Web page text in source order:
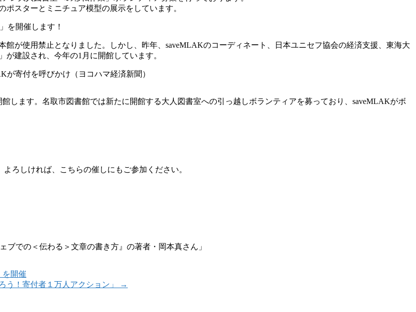
スターとミニチュア模型の展示をしています。
を開催します！
が使用禁止となりました。しかし、昨年、saveMLAKのコーディネート、日本ユニセフ協会の経済支援、東海大
建設され、今年の1月に開館しています。
寄付を呼びかけ（ヨコハマ経済新聞）
します。名取市図書館では新たに開館する大人図書室への引っ越しボランティアを募っており、saveMLAKがボ
ろしければ、こちらの催しにもご参加ください。
での＜伝わる＞文章の書き方』の著者・岡本真さん」
を開催
う！寄付者１万人アクション」
→